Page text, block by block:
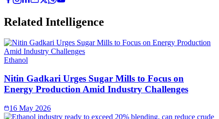
Related Intelligence
Ethanol
Nitin Gadkari Urges Sugar Mills to Focus on
Energy Production Amid Industry Challenges
16 May 2026